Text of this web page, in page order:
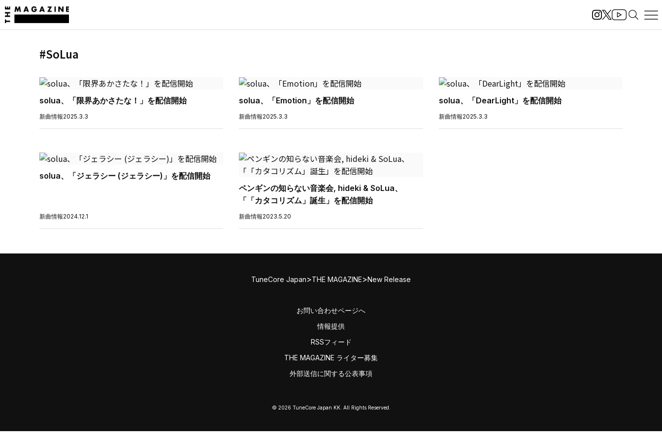
#SoLua
solua、「限界あかさたな！」を配信開始
新曲情報2025.3.3
solua、「Emotion」を配信開始
新曲情報2025.3.3
solua、「DearLight」を配信開始
新曲情報2025.3.3
solua、「ジェラシー (ジェラシー)」を配信開始
新曲情報2024.12.1
ペンギンの知らない音楽会, hideki & SoLua、
「「カタコリズム」誕生」を配信開始
新曲情報2023.5.20
TuneCore Japan>THE MAGAZINE>New Release
お問い合わせページへ
情報提供
RSSフィード
THE MAGAZINE ライター募集
外部送信に関する公表事項
© 2026 TuneCore Japan KK. All Rights Reserved.